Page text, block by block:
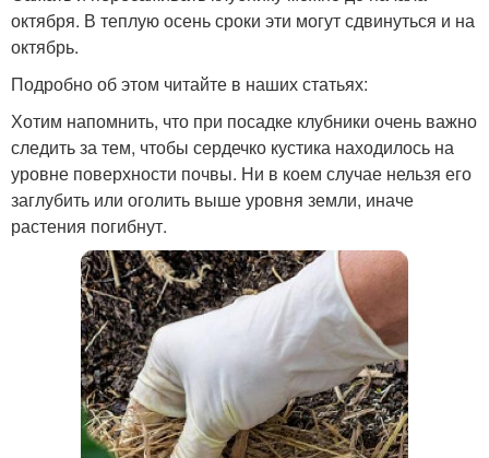
октября. В теплую осень сроки эти могут сдвинуться и на
октябрь.
Подробно об этом читайте в наших статьях:
Хотим напомнить, что при посадке клубники очень важно
следить за тем, чтобы сердечко кустика находилось на
уровне поверхности почвы. Ни в коем случае нельзя его
заглубить или оголить выше уровня земли, иначе
растения погибнут.